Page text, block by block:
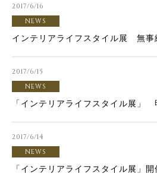
2017/6/16
NEWS
インテリアライフスタイル展 無事
2017/6/15
NEWS
「インテリアライフスタイル展」
2017/6/14
NEWS
「インテリアライフスタイル展」開